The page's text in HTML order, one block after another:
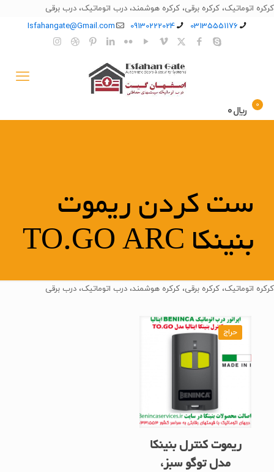
کرکره اتوماتیک، کرکره برقی، کرکره هوشمند، درب اتوماتیک، درب برقی
03135551176
09130222024
Isfahangate@Gmail.com
0 ﷼0
ست کردن ریموت
بنینکا TO.GO ARC
کرکره اتوماتیک، کرکره برقی، کرکره هوشمند، درب اتوماتیک، درب برقی
حراج
ریموت کنترل بنینکا
مدل توگو سبز،